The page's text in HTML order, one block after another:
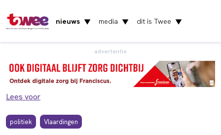
Het nieuws uit Vlaardingen en Schiedam
nieuws ▼ media ▼ dit is Twee ▼
advertentie
Lees voor
politiek Vlaardingen